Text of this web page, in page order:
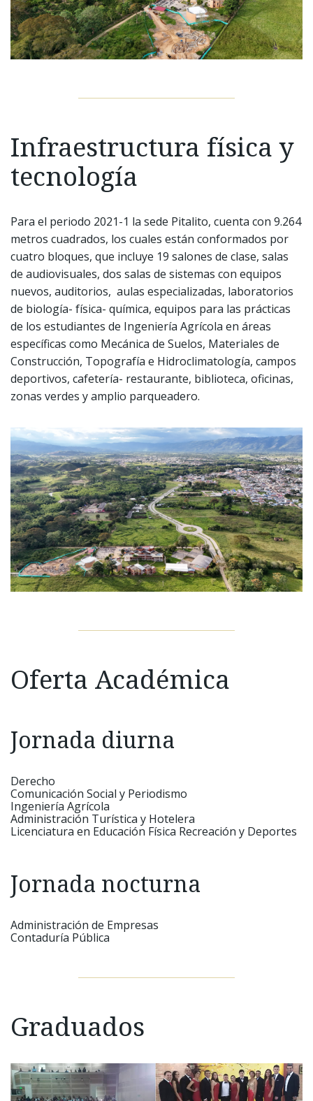
Infraestructura física y
tecnología
Para el periodo 2021-1 la sede Pitalito, cuenta con 9.264
metros cuadrados, los cuales están conformados por
cuatro bloques, que incluye 19 salones de clase, salas
de audiovisuales, dos salas de sistemas con equipos
nuevos, auditorios, aulas especializadas, laboratorios
de biología- física- química, equipos para las prácticas
de los estudiantes de Ingeniería Agrícola en áreas
específicas como Mecánica de Suelos, Materiales de
Construcción, Topografía e Hidroclimatología, campos
deportivos, cafetería- restaurante, biblioteca, oficinas,
zonas verdes y amplio parqueadero.
Oferta Académica
Jornada diurna
Derecho
Comunicación Social y Periodismo
Ingeniería Agrícola
Administración Turística y Hotelera
Licenciatura en Educación Física Recreación y Deportes
Jornada nocturna
Administración de Empresas
Contaduría Pública
Graduados